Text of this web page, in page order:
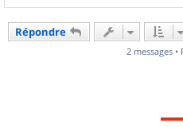
Répondre
2 messages •